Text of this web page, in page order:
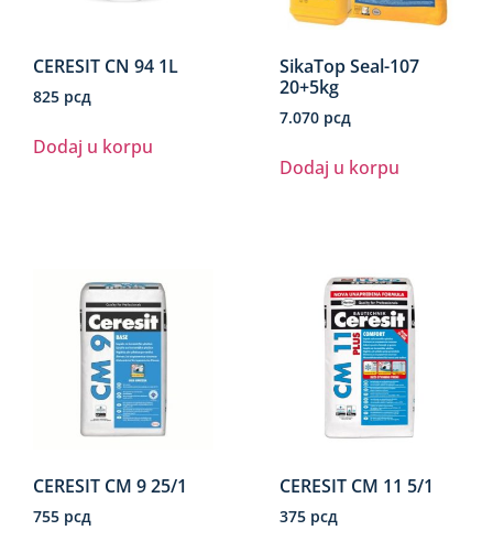
CERESIT CN 94 1L
825 рсд
Dodaj u korpu
SikaTop Seal-107
20+5kg
7.070 рсд
Dodaj u korpu
CERESIT CM 9 25/1
755 рсд
CERESIT CM 11 5/1
375 рсд